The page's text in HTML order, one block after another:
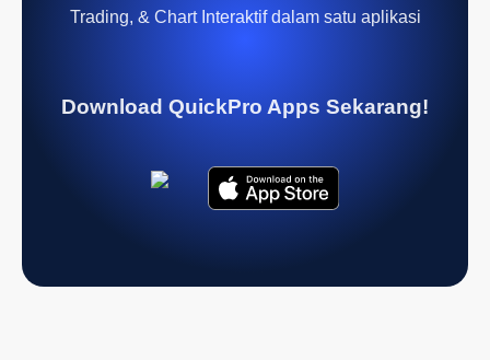
Trading, & Chart Interaktif dalam satu aplikasi
Download QuickPro Apps Sekarang!